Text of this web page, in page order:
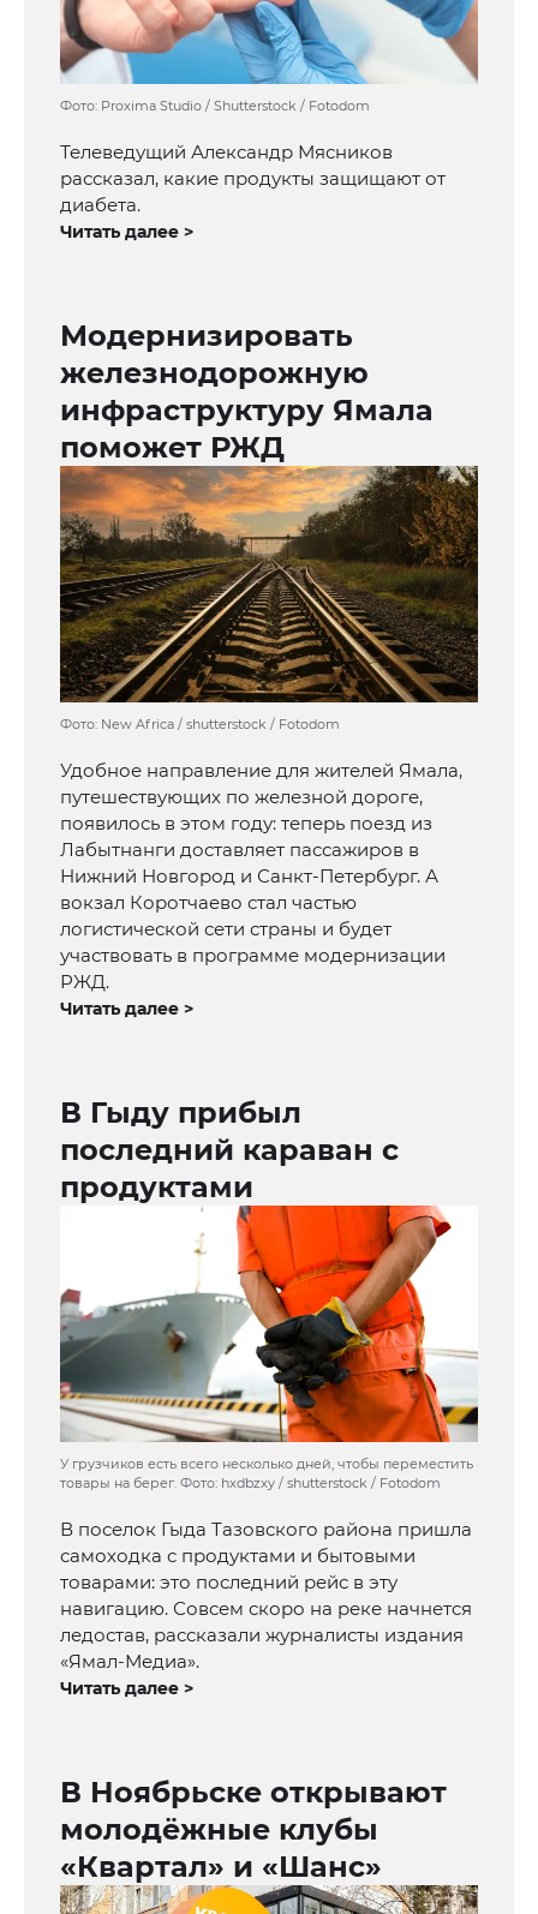
Фото: Proxima Studio / Shutterstock / Fotodom
Телеведущий Александр Мясников
рассказал, какие продукты защищают от
диабета.
Читать далее >
Модернизировать
железнодорожную
инфраструктуру Ямала
поможет РЖД
Фото: New Africa / shutterstock / Fotodom
Удобное направление для жителей Ямала,
путешествующих по железной дороге,
появилось в этом году: теперь поезд из
Лабытнанги доставляет пассажиров в
Нижний Новгород и Санкт-Петербург. А
вокзал Коротчаево стал частью
логистической сети страны и будет
участвовать в программе модернизации
РЖД.
Читать далее >
В Гыду прибыл
последний караван с
продуктами
У грузчиков есть всего несколько дней, чтобы переместить
товары на берег. Фото: hxdbzxy / shutterstock / Fotodom
В поселок Гыда Тазовского района пришла
самоходка с продуктами и бытовыми
товарами: это последний рейс в эту
навигацию. Совсем скоро на реке начнется
ледостав, рассказали журналисты издания
«Ямал-Медиа».
Читать далее >
В Ноябрьске открывают
молодёжные клубы
«Квартал» и «Шанс»